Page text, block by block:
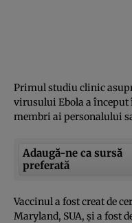
Primul studiu clinic
virusului Ebola a
membri ai personalului
Adaugă-ne ca sursă
preferată
Vaccinul a fost creat de
Maryland, SUA, şi a fost